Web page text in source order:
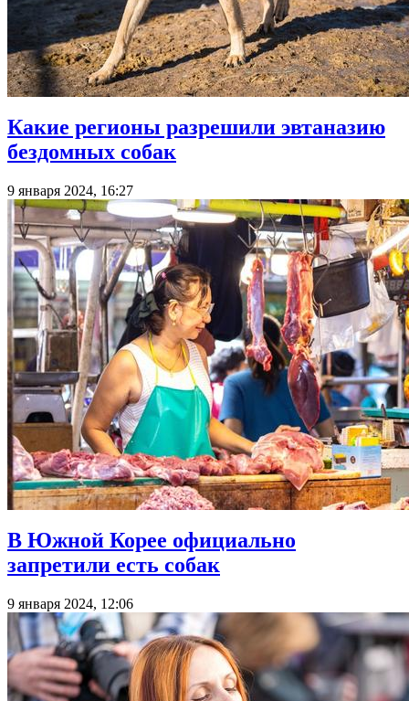
Какие регионы разрешили эвтаназию
бездомных собак
9 января 2024, 16:27
В Южной Корее официально
запретили есть собак
9 января 2024, 12:06